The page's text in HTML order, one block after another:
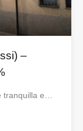
–
tranquilla e…